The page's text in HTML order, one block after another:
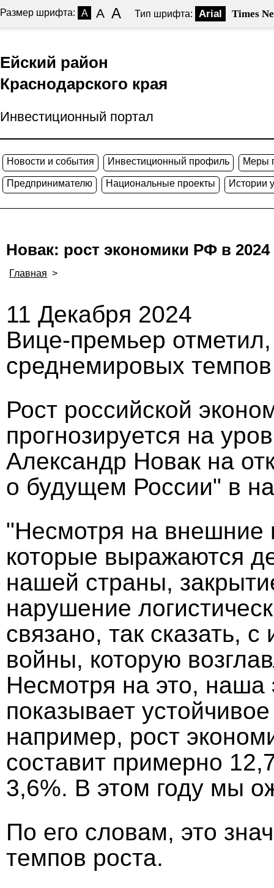
Размер шрифта: A A A Тип шрифта: Arial Times
Ейский район
Краснодарского края
Инвестиционный портал
Новости и события Инвестиционный профиль Меры
Предпринимателю Национальные проекты Истории
Новак: рост экономики РФ в
Главная >
11 Декабря 2024
Вице-премьер
среднемировых
Рост российской
прогнозируется на
Александр Новак на
о будущем России" в
"Несмотря на внешние
которые выражаются
нашей страны,
нарушение
связано, так сказать,
войны, которую
Несмотря на это, наша
показывает
например, рост
составит примерно
3,6%. В этом году мы
По его словам, это
темпов роста.